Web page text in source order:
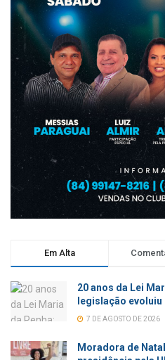
Em Alta
20 anos da Lei
legislação
7 DE AGOSTO DE 2026
Moradora de